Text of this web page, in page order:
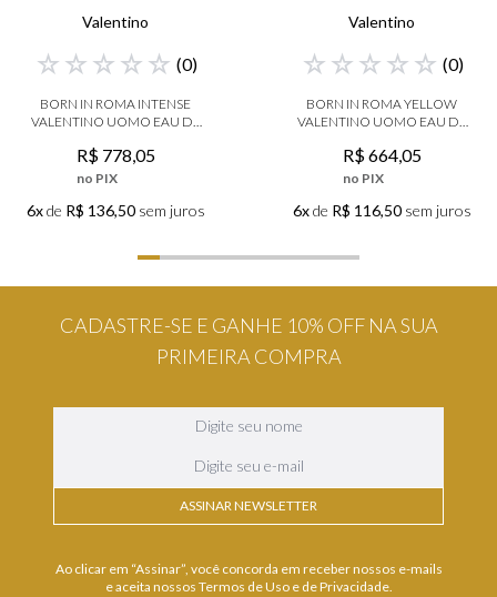
Valentino
☆ ☆ ☆ ☆ ☆ (0)
BORN IN ROMA INTENSE
VALENTINO UOMO EAU DE
R$ 778,05
no PIX
6xde R$ 136,50sem juros
Valentino
☆ ☆ ☆ ☆ ☆ (0)
BORN IN ROMA YELLOW
VALENTINO UOMO EAU DE
R$664,05
no PIX
6xde R$ 116,50sem juros
CADASTRE-SE E GANHE 10% OFF NA SUA
PRIMEIRA COMPRA
ASSINAR NEWSLETTER
Ao clicar em “Assinar”, você concorda em receber nossos e-mails
e aceita nossos Termos de Uso e de Privacidade.